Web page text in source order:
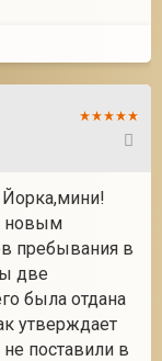
новым
пребывания в
две
была отдана
утверждает
поставили в